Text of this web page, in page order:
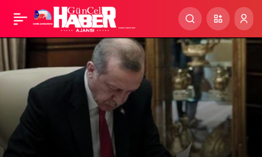
Meteoroloji’den Kuvvetli
Yağış Uyarısı: Kuzeybatı
Risk Altında
Paylaş